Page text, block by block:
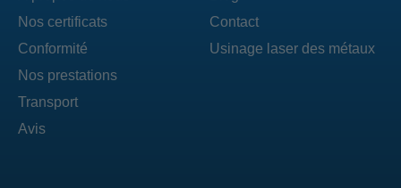
Nos certificats
Conformité
Nos prestations
Transport
Avis
Contact
Usinage laser des métaux